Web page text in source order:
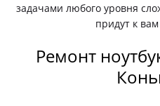
задачами любого уровня
придут к
Ремонт